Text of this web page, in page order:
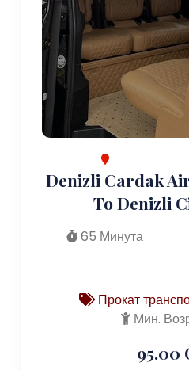
Denizli Cardak
To Denizli
65 Минута
Прокат
Мин.
95.00